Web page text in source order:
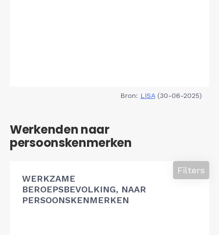
Bron: LISA(30-06-2025)
Werkenden naar
persoonskenmerken
WERKZAME
BEROEPSBEVOLKING, NAAR
PERSOONSKENMERKEN
Filters